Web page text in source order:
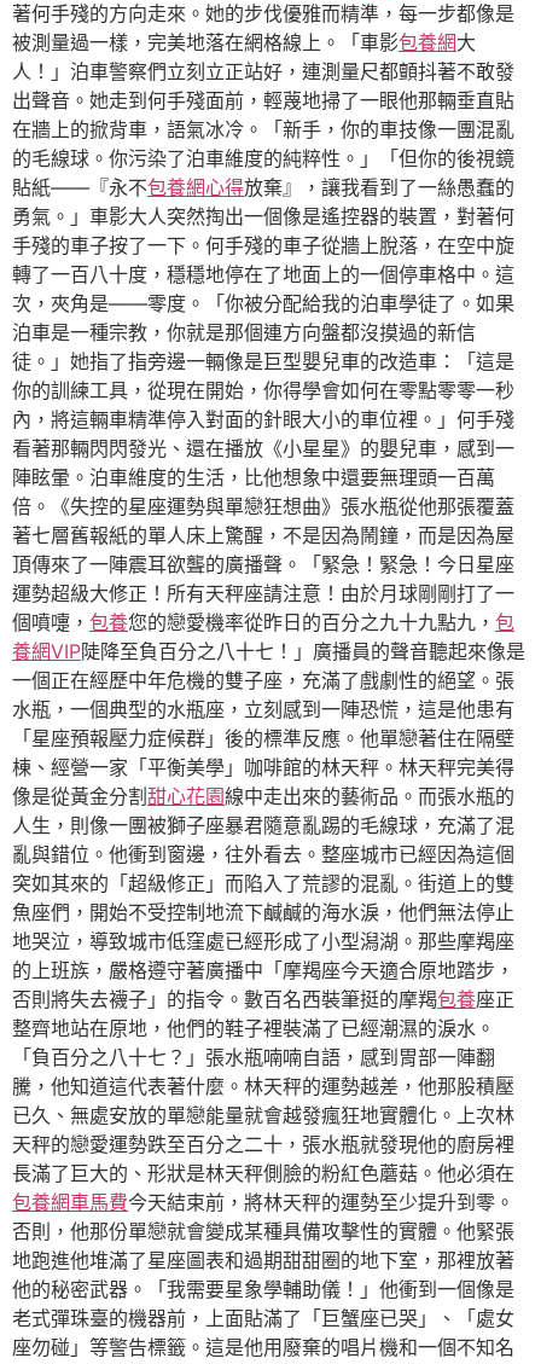
著何手殘的方向走來。她的步伐優雅而精準，每一步都像是
被測量過一樣，完美地落在網格線上。「車影包養網大
人！」泊車警察們立刻立正站好，連測量尺都顫抖著不敢發
出聲音。她走到何手殘面前，輕蔑地掃了一眼他那輛垂直貼
在牆上的掀背車，語氣冰冷。「新手，你的車技像一團混亂
的毛線球。你污染了泊車維度的純粹性。」「但你的後視鏡
貼紙——『永不包養網心得放棄』，讓我看到了一絲愚蠢的
勇氣。」車影大人突然掏出一個像是遙控器的裝置，對著何
手殘的車子按了一下。何手殘的車子從牆上脫落，在空中旋
轉了一百八十度，穩穩地停在了地面上的一個停車格中。這
次，夾角是——零度。「你被分配給我的泊車學徒了。如果
泊車是一種宗教，你就是那個連方向盤都沒摸過的新信
徒。」她指了指旁邊一輛像是巨型嬰兒車的改造車：「這是
你的訓練工具，從現在開始，你得學會如何在零點零零一秒
內，將這輛車精準停入對面的針眼大小的車位裡。」何手殘
看著那輛閃閃發光、還在播放《小星星》的嬰兒車，感到一
陣眩暈。泊車維度的生活，比他想象中還要無理頭一百萬
倍。《失控的星座運勢與單戀狂想曲》張水瓶從他那張覆蓋
著七層舊報紙的單人床上驚醒，不是因為鬧鐘，而是因為屋
頂傳來了一陣震耳欲聾的廣播聲。「緊急！緊急！今日星座
運勢超級大修正！所有天秤座請注意！由於月球剛剛打了一
個噴嚏， 包養您的戀愛機率從昨日的百分之九十九點九， 包
養網VIP陡降至負百分之八十七！」廣播員的聲音聽起來像是
一個正在經歷中年危機的雙子座，充滿了戲劇性的絕望。張
水瓶，一個典型的水瓶座，立刻感到一陣恐慌，這是他患有
「星座預報壓力症候群」後的標準反應。他單戀著住在隔壁
棟、經營一家「平衡美學」咖啡館的林天秤。林天秤完美得
像是從黃金分割 甜心花園線中走出來的藝術品。而張水瓶的
人生，則像一團被獅子座暴君隨意亂踢的毛線球，充滿了混
亂與錯位。他衝到窗邊，往外看去。整座城市已經因為這個
突如其來的「超級修正」而陷入了荒謬的混亂。街道上的雙
魚座們，開始不受控制地流下鹹鹹的海水淚，他們無法停止
地哭泣，導致城市低窪處已經形成了小型潟湖。那些摩羯座
的上班族，嚴格遵守著廣播中「摩羯座今天適合原地踏步，
否則將失去襪子」的指令。數百名西裝筆挺的摩羯包養座正
整齊地站在原地，他們的鞋子裡裝滿了已經潮濕的淚水。
「負百分之八十七？」張水瓶喃喃自語，感到胃部一陣翻
騰，他知道這代表著什麼。林天秤的運勢越差，他那股積壓
已久、無處安放的單戀能量就會越發瘋狂地實體化。上次林
天秤的戀愛運勢跌至百分之二十，張水瓶就發現他的廚房裡
長滿了巨大的、形狀是林天秤側臉的粉紅色蘑菇。他必須在
包養網車馬費今天結束前，將林天秤的運勢至少提升到零。
否則，他那份單戀就會變成某種具備攻擊性的實體。他緊張
地跑進他堆滿了星座圖表和過期甜甜圈的地下室，那裡放著
他的秘密武器。「我需要星象學輔助儀！」他衝到一個像是
老式彈珠臺的機器前，上面貼滿了「巨蟹座已哭」、「處女
座勿碰」等警告標籤。這是他用廢棄的唱片機和一個不知名